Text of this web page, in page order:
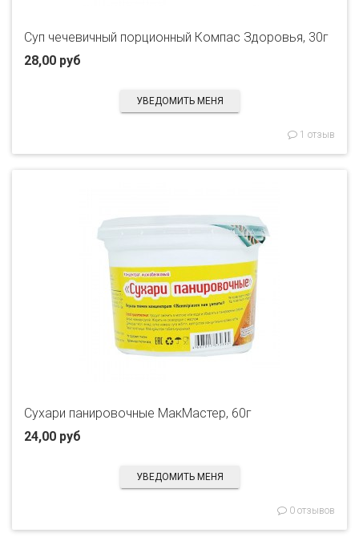
Суп чечевичный порционный Компас Здоровья, 30г
28,00 руб
УВЕДОМИТЬ МЕНЯ
1 отзыв
Сухари панировочные МакМастер, 60г
24,00 руб
УВЕДОМИТЬ МЕНЯ
0 отзывов